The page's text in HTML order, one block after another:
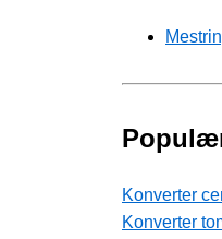
Konverter
Konverter